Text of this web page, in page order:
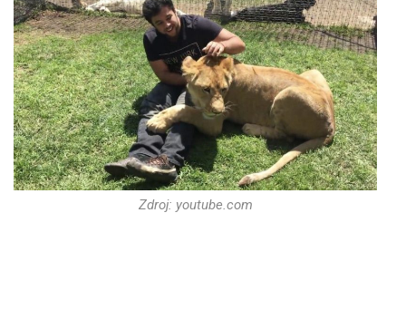
Zdroj: youtube.com